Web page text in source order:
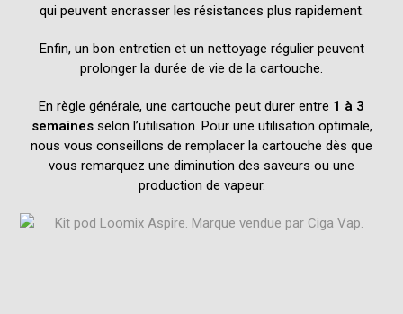
qui peuvent encrasser les résistances plus rapidement.
Enfin, un bon entretien et un nettoyage régulier peuvent
prolonger la durée de vie de la cartouche.
En règle générale, une cartouche peut durer entre 1 à 3
semainesselon l’utilisation. Pour une utilisation optimale,
nous vous conseillons de remplacer la cartouche dès que
vous remarquez une diminution des saveurs ou une
production de vapeur.